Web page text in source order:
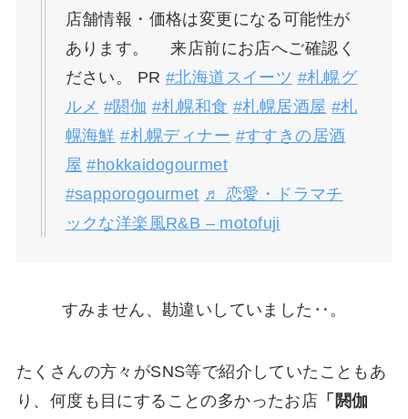
店舗情報・価格は変更になる可能性が
あります。 来店前にお店へご確認く
ださい。 PR #北海道スイーツ #札幌グ
ルメ #閼伽 #札幌和食 #札幌居酒屋 #札
幌海鮮 #札幌ディナー #すすきの居酒
屋 #hokkaidogourmet
#sapporogourmet ♬ 恋愛・ドラマチ
ックな洋楽風R&B – motofuji
すみません、勘違いしていました‥。
たくさんの方々がSNS等で紹介していたこともあ
り、何度も目にすることの多かったお店 「閼伽